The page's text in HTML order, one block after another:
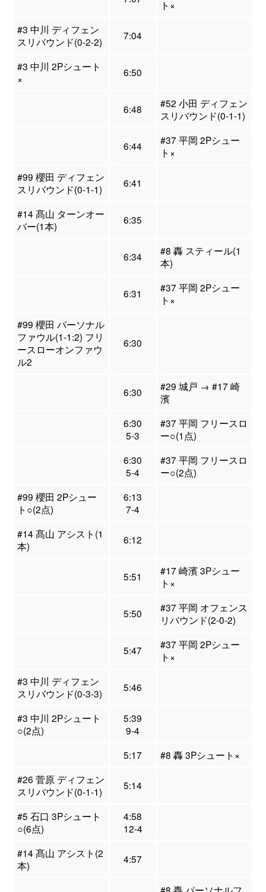
ト×
#3 中川 ディフェン
スリバウンド(0-2-2)
7:04
#3 中川 2Pシュート
×
6:50
6:48
#52 小田 ディフェン
スリバウンド(0-1-1)
6:44
#37 平岡 2Pシュー
ト×
#99 櫻田 ディフェン
スリバウンド(0-1-1)
6:41
#14 髙山 ターンオー
バー(1本)
6:35
6:34
#8 轟 スティール(1
本)
6:31
#37 平岡 2Pシュー
ト×
#99 櫻田 パーソナル
ファウル(1-1:2) フリ
ースローオンファウ
ル2
6:30
6:30
#29 城戸 → #17 崎
濱
6:30
5-3
#37 平岡 フリースロ
ー○(1点)
6:30
5-4
#37 平岡 フリースロ
ー○(2点)
#99 櫻田 2Pシュー
ト○(2点)
6:13
7-4
#14 髙山 アシスト(1
本)
6:12
5:51
#17 崎濱 3Pシュー
ト×
5:50
#37 平岡 オフェンス
リバウンド(2-0-2)
5:47
#37 平岡 2Pシュー
ト×
#3 中川 ディフェン
スリバウンド(0-3-3)
5:46
#3 中川 2Pシュート
○(2点)
5:39
9-4
5:17
#8 轟 3Pシュート×
#26 菅原 ディフェン
スリバウンド(0-1-1)
5:14
#5 石口 3Pシュート
○(6点)
4:58
12-4
#14 髙山 アシスト(2
本)
4:57